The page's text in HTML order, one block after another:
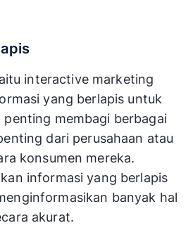
interactive marketing
yang berlapis untuk
penting membagi berbagai
dari perusahaan atau
konsumen mereka.
informasi yang berlapis
banyak hal
akurat.